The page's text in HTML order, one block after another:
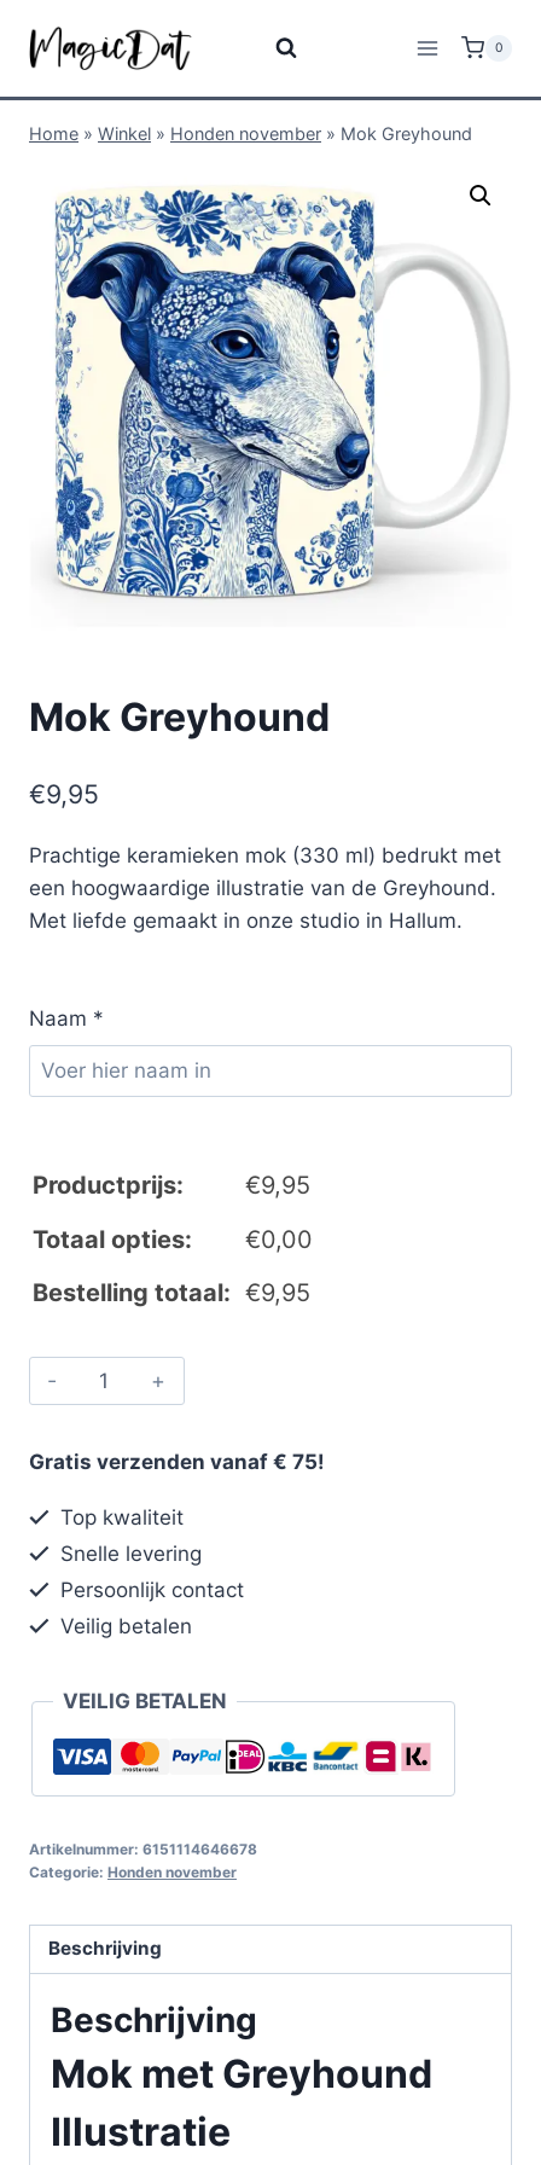
0
Home » Winkel » Honden november » Mok Greyhound
Mok Greyhound
€9,95
Prachtige keramieken mok (330 ml) bedrukt met
een hoogwaardige illustratie van de Greyhound.
Met liefde gemaakt in onze studio in Hallum.
Naam *
Productprijs: €9,95
Totaal opties:
€0,00
Bestelling totaal: €9,95
Gratis verzenden vanaf € 75!
Top kwaliteit
Snelle levering
Persoonlijk contact
Veilig betalen
VEILIG BETALEN
Artikelnummer: 6151114646678
Categorie: Honden november
Beschrijving
Beschrijving
Mok met Greyhound
Illustratie